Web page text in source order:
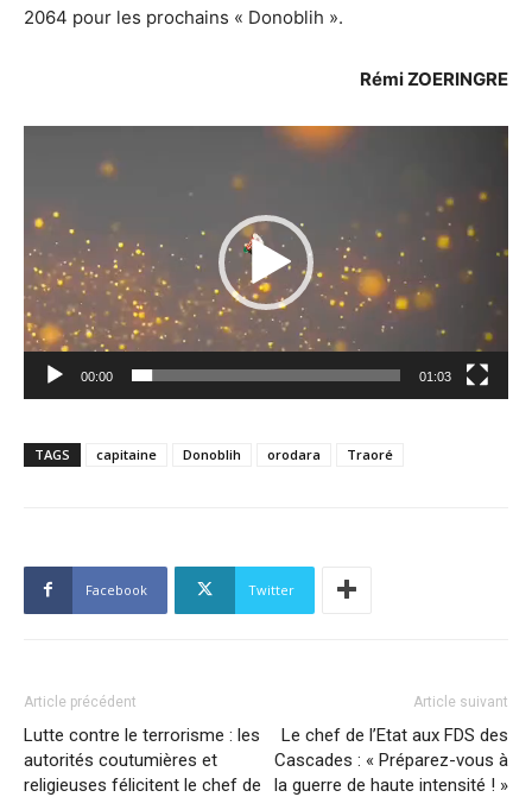
2064 pour les prochains « Donoblih ».
Rémi ZOERINGRE
Lecteur
00:00 01:03
TAGS capitaine Donoblih orodara Traoré
Facebook Twitter
Article précédent
Lutte contre le terrorisme : les
autorités coutumières et
religieuses félicitent le chef de
Article suivant
Le chef de l’Etat aux FDS des
Cascades : « Préparez-vous à
la guerre de haute intensité ! »